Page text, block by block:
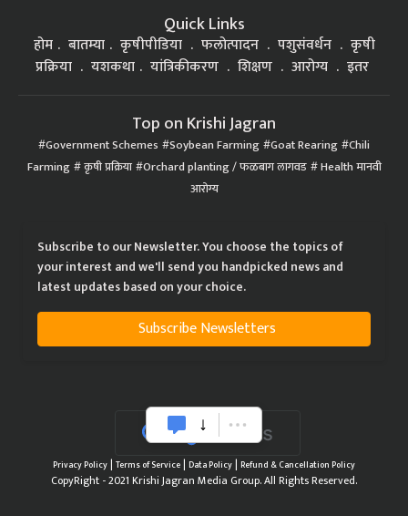
Quick Links
होम बातम्या कृषीपीडिया फलोत्पादन पशुसंवर्धन
कृषी
प्रक्रिया
यशकथा यांत्रिकीकरण शिक्षण आरोग्य इतर
Top on Krishi Jagran
Government Schemes Soybean Farming Goat Rearing Chili
Farming कृषी प्रक्रिया Orchard planting / फळबाग लागवड Health मानवी
आरोग्य
Subscribe to our Newsletter. You choose the topics of
your interest and we'll send you handpicked news and
latest updates based on your choice.
Subscribe Newsletters
Privacy Policy| Terms of Service| Data Policy| Refund & Cancellation Policy
CopyRight - 2021 Krishi Jagran Media Group. All Rights Reserved.